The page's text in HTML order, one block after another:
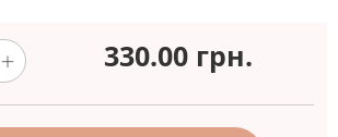
330.00 грн.